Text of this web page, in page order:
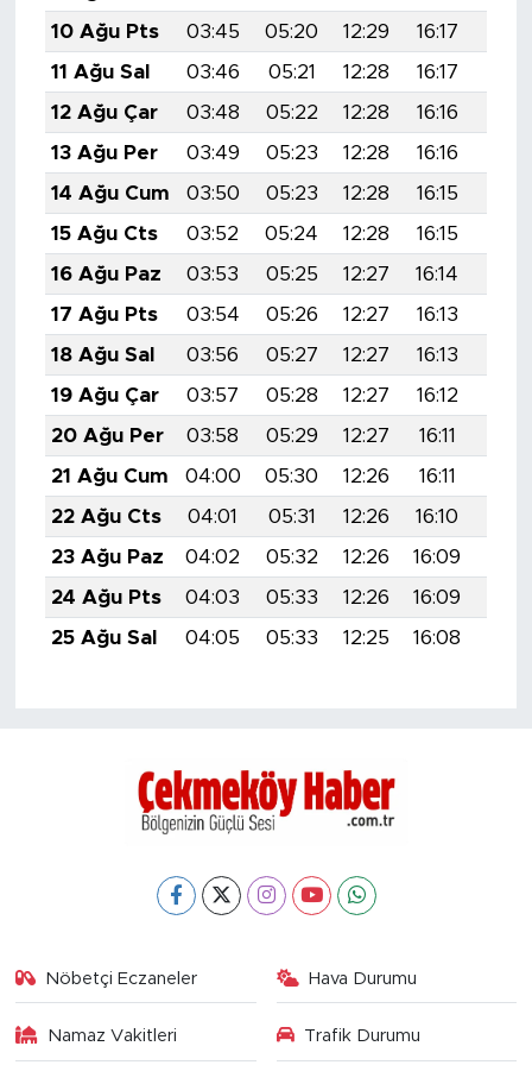
10 Ağu Pts
03:45 05:20 12:29 16:17
11 Ağu Sal
03:46 05:21 12:28 16:17
12 Ağu Çar
03:48 05:22 12:28 16:16
13 Ağu Per
03:49 05:23 12:28 16:16
14 Ağu Cum
03:50 05:23 12:28 16:15
15 Ağu Cts
03:52 05:24 12:28 16:15
16 Ağu Paz
03:53 05:25 12:27 16:14
17 Ağu Pts
03:54 05:26 12:27 16:13
18 Ağu Sal
03:56 05:27 12:27 16:13
19 Ağu Çar
03:57 05:28 12:27 16:12
20 Ağu Per
03:58 05:29 12:27 16:11
21 Ağu Cum
04:00 05:30 12:26 16:11
22 Ağu Cts
04:01 05:31 12:26 16:10
23 Ağu Paz
04:02 05:32 12:26 16:09
24 Ağu Pts
04:03 05:33 12:26 16:09
25 Ağu Sal
04:05 05:33 12:25 16:08
Nöbetçi Eczaneler Hava Durumu
Namaz Vakitleri Trafik Durumu